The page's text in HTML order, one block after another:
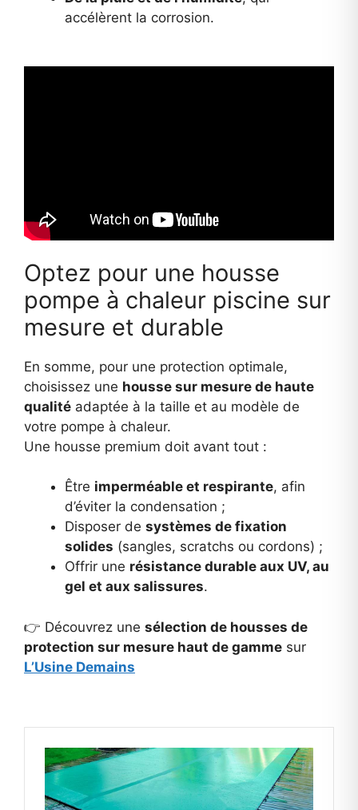
accélèrent la corrosion.
Optez pour une housse
pompe à chaleur piscine sur
mesure et durable
En somme, pour une protection optimale,
choisissez une housse sur mesure de haute
qualité adaptée à la taille et au modèle de
votre pompe à chaleur.
Une housse premium doit avant tout :
Être imperméable et respirante, afin
d’éviter la condensation ;
Disposer de systèmes de fixation
solides (sangles, scratchs ou cordons) ;
Offrir une résistance durable aux UV, au
gel et aux salissures.
👉 Découvrez une sélection de housses de
protection sur mesure haut de gamme sur
L’Usine Demains